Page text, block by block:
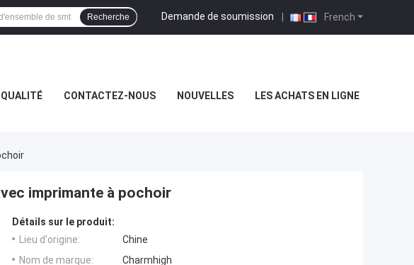
French
Demande de soumission |
Recherche
CONTACTEZ-NOUS NOUVELLES LES ACHATS EN LIGNE
imprimante à pochoir
Détails sur le produit:
Lieu d'origine:
Chine
Nom de marque:
Charmhigh